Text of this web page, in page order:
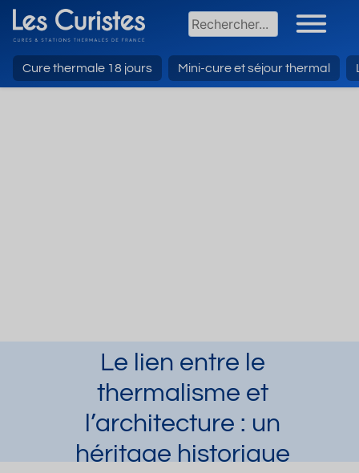
Cure thermale 18 jours Mini-cure et séjour thermal
Le lien entre le
thermalisme et
l’architecture : un
héritage historique